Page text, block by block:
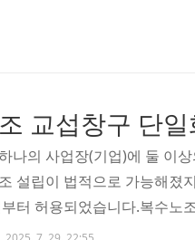
교섭창구 단
나의 사업장(기업)에 둘 이
설립이 법적으로 가능해졌
터 허용되었습니다.복수노
를 가진 노조들이 한 사업장